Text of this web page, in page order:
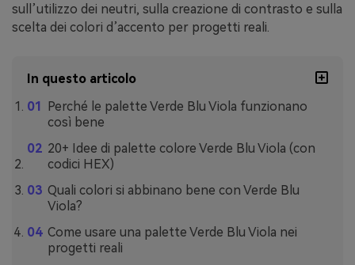
sull’utilizzo dei neutri, sulla creazione di contrasto e sulla
scelta dei colori d’accento per progetti reali.
In questo articolo
Perché le palette Verde Blu Viola funzionano
così bene
20+ Idee di palette colore Verde Blu Viola (con
codici HEX)
Quali colori si abbinano bene con Verde Blu
Viola?
Come usare una palette Verde Blu Viola nei
progetti reali